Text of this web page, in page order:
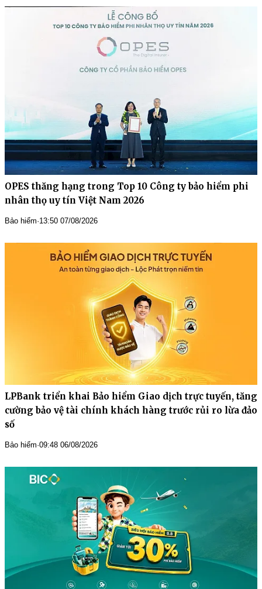
OPES thăng hạng trong Top 10 Công ty bảo hiểm phi
nhân thọ uy tín Việt Nam 2026
Bảo hiểm·13:50 07/08/2026
LPBank triển khai Bảo hiểm Giao dịch trực tuyến, tăng
cường bảo vệ tài chính khách hàng trước rủi ro lừa đảo
số
Bảo hiểm·09:48 06/08/2026